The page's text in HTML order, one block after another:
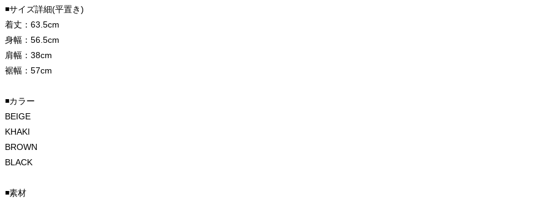
◾️サイズ詳細(平置き)
着丈：63.5cm
身幅：56.5cm
肩幅：38cm
裾幅：57cm
◾️カラー
BEIGE
KHAKI
BROWN
BLACK
◾️素材